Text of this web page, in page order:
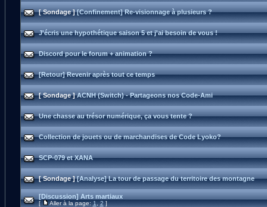
[ Sondage ] [Confinement] Re-visionnage à plusieurs ?
J'écris une hypothétique saison 5 et j'ai besoin de vous !
Discord pour le forum + animation ?
[Retour] Revenir après tout ce temps
[ Sondage ] ACNH (Switch) - Partageons nos Code-Ami
Une chasse au trésor numérique, ça vous tente ?
Collection de jouets ou de marchandises de Code Lyoko?
SCP-079 et XANA
[ Sondage ] [Analyse] La tour de passage du territoire des montagne
[Discussion] Arts martiaux
[ Aller à la page:1,2]